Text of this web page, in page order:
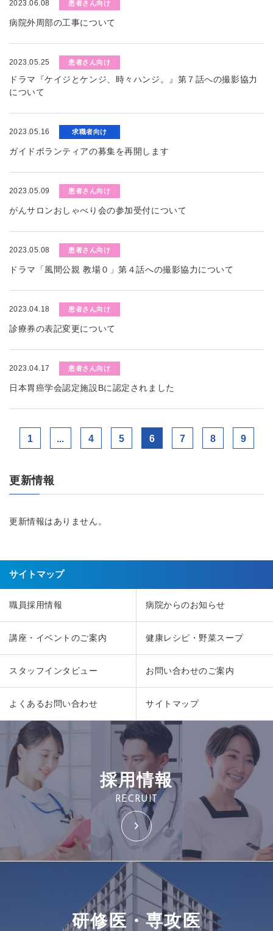
2023.06.08 患者さん向け
病院外周部の工事について
2023.05.25 患者さん向け
ドラマ『ケイジとケンジ、時々ハンジ。』第７話への撮影協力
について
2023.05.16 求職者向け
ガイドボランティアの募集を再開します
2023.05.09 患者さん向け
がんサロンおしゃべり会の参加受付について
2023.05.08 患者さん向け
ドラマ「風間公親 教場０」第４話への撮影協力について
2023.04.18 患者さん向け
診療券の表記変更について
2023.04.17 患者さん向け
日本胃癌学会認定施設Bに認定されました
1 ... 4 5 6 7 8 9
更新情報
更新情報はありません。
サイトマップ
職員採用情報 病院からのお知らせ
講座・イベントのご案内 健康レシピ・野菜スープ
スタッフインタビュー お問い合わせのご案内
よくあるお問い合わせ サイトマップ
採用情報
RECRUIT
研修医・専攻医